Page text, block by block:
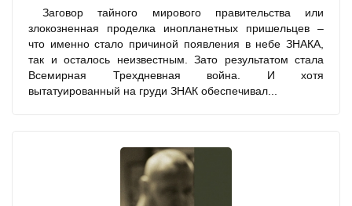
Заговор тайного мирового правительства или
злокозненная проделка инопланетных пришельцев –
что именно стало причиной появления в небе ЗНАКА,
так и осталось неизвестным. Зато результатом стала
Всемирная Трехдневная война. И хотя
вытатуированный на груди ЗНАК обеспечивал...